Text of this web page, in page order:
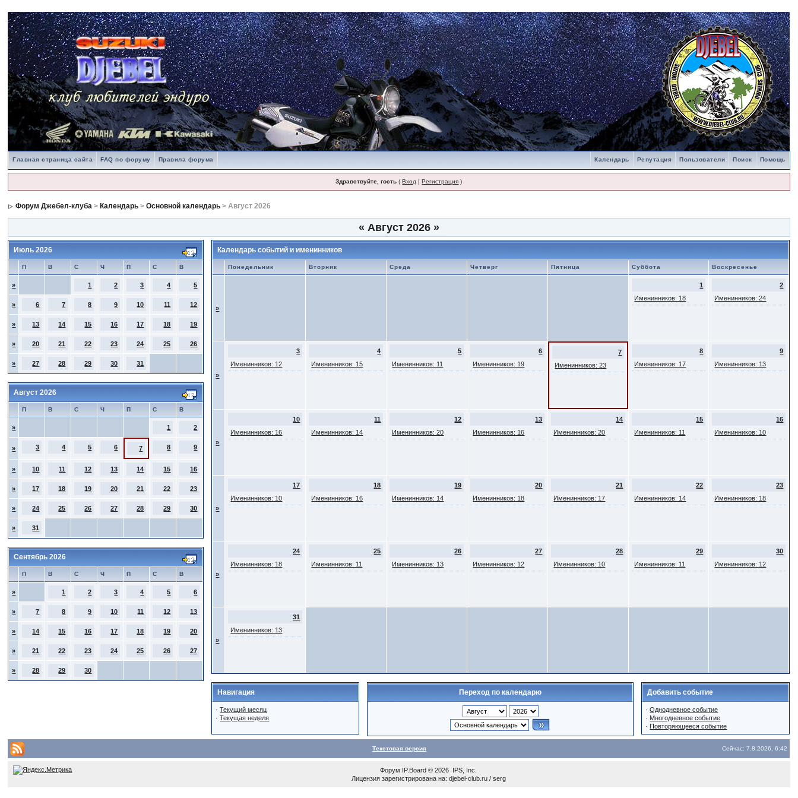
Главная страница сайта FAQ по форуму Правила форума Помощь
Поиск
Пользователи
Репутация
Календарь
Здравствуйте, гость (Вход |Регистрация )
Форум Джебел-клуба > Календарь >Основной календарь > Август 2026
« Август 2026 »
Июль 2026
П В С Ч П С В
» 1 2 3 4 5
» 6 7 8 9 10 11 12
» 13 14 15 16 17 18 19
» 20 21 22 23 24 25 26
» 27 28 29 30 31
Август 2026
П В С Ч П С В
» 1 2
» 3 4 5 6 7 8 9
» 10 11 12 13 14 15 16
» 17 18 19 20 21 22 23
» 24 25 26 27 28 29 30
» 31
Сентябрь 2026
П В С Ч П С В
» 1 2 3 4 5 6
» 7 8 9 10 11 12 13
» 14 15 16 17 18 19 20
» 21 22 23 24 25 26 27
» 28 29 30
Календарь событий и именинников
Понедельник Вторник Среда Четверг Пятница Суббота Воскресенье
»
1
Именинников: 18
2
Именинников: 24
»
3
Именинников: 12
4
Именинников: 15
5
Именинников: 11
6
Именинников: 19
7
Именинников: 23
8
Именинников: 17
9
Именинников: 13
»
10
Именинников: 16
11
Именинников: 14
12
Именинников: 20
13
Именинников: 16
14
Именинников: 20
15
Именинников: 11
16
Именинников: 10
»
17
Именинников: 10
18
Именинников: 16
19
Именинников: 14
20
Именинников: 18
21
Именинников: 17
22
Именинников: 14
23
Именинников: 18
»
24
Именинников: 18
25
Именинников: 11
26
Именинников: 13
27
Именинников: 12
28
Именинников: 10
29
Именинников: 11
30
Именинников: 12
»
31
Именинников: 13
Навигация
·Текущий месяц
·Текущая неделя
Переход по календарю Добавить событие
·Однодневное событие
· Многодневное событие
·Повторяющееся событие
Текстовая версия Сейчас: 7.8.2026, 6:42
Форум IP.Board © 2026 IPS, Inc
Лицензия зарегистрирована на: djebel-club.ru / serg